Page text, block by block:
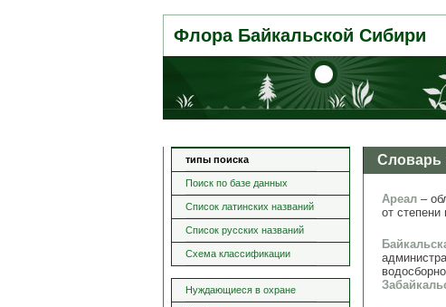
Флора Байкальской Сибири
типы поиска
Поиск по базе данных
Список латинских названий
Список русских названий
Схема классификации
Нуждающиеся в охране
Словарь
Ареал –
от степени